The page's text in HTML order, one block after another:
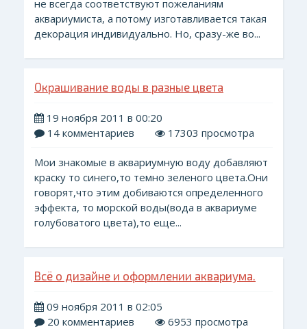
не всегда соответствуют пожеланиям
аквариумиста, а потому изготавливается такая
декорация индивидуально. Но, сразу-же во...
Окрашивание воды в разные цвета
19 ноября 2011 в 00:20
14 комментариев
17303 просмотра
Мои знакомые в аквариумную воду добавляют
краску то синего,то темно зеленого цвета.Они
говорят,что этим добиваются определенного
эффекта, то морской воды(вода в аквариуме
голубоватого цвета),то еще...
Всё о дизайне и оформлении аквариума.
09 ноября 2011 в 02:05
20 комментариев
6953 просмотра